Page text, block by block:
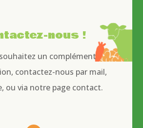
nous !
un complément
contactez-nous par mail,
ou via notre page contact.